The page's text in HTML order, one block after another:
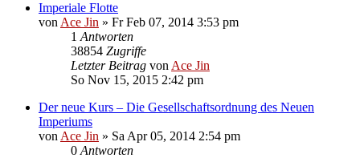
Imperiale Flotte
von Ace Jin » Fr Feb 07, 2014 3:53 pm
1 Antworten
38854 Zugriffe
Letzter Beitrag von Ace Jin
So Nov 15, 2015 2:42 pm
Der neue Kurs – Die Gesellschaftsordnung des Neuen
Imperiums
von Ace Jin » Sa Apr 05, 2014 2:54 pm
0 Antworten